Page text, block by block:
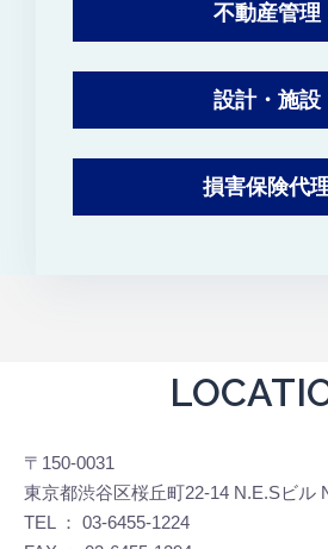
不動産管理
設計・施設
損害保険代
〒150-0031
東京都渋谷区桜丘町22-14 N.E.Sビル
TEL ： 03-6455-1224